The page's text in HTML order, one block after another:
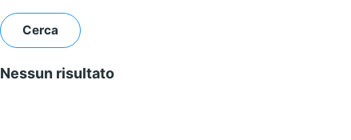
Nessun risultato